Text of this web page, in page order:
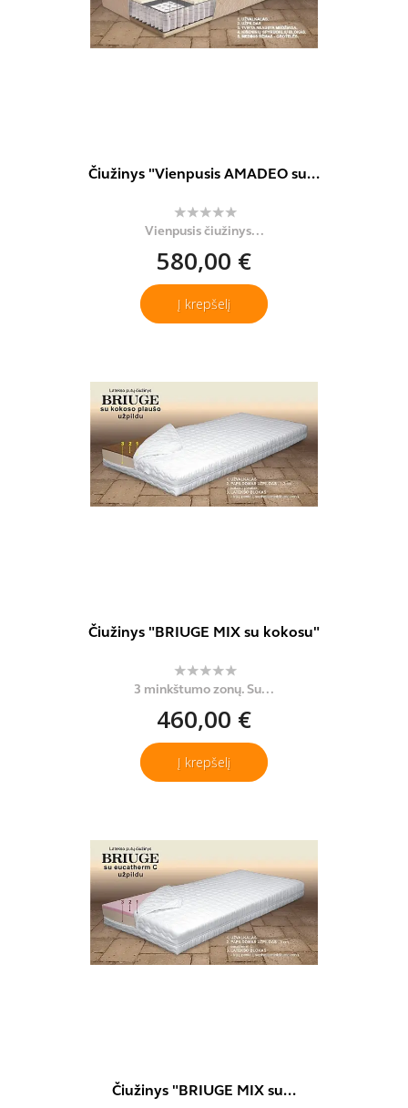
Čiužinys "Vienpusis AMADEO su...
Vienpusis čiužinys...
580,00 €
Į krepšelį
Čiužinys "BRIUGE MIX su kokosu"
3 minkštumo zonų. Su...
460,00 €
Į krepšelį
Čiužinys "BRIUGE MIX su...